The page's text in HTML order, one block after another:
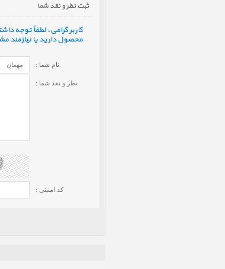
ثبت نظر و نقد شما
کاربر گرامی، لطفاً توجه
محصول دارید یا نیازمند
نام شما :
نظر و نقد شما :
کد امنیتی :